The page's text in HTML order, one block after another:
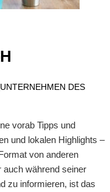
UNTERNEHMEN DES
vorab Tipps und
und lokalen Highlights –
von anderen
auch während seiner
zu informieren, ist das